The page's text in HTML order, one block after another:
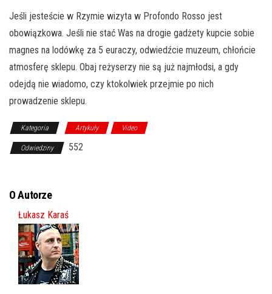
Jeśli jesteście w Rzymie wizyta w Profondo Rosso jest
obowiązkowa. Jeśli nie stać Was na drogie gadżety kupcie sobie
magnes na lodówkę za 5 euraczy, odwiedźcie muzeum, chłońcie
atmosferę sklepu. Obaj reżyserzy nie są już najmłodsi, a gdy
odejdą nie wiadomo, czy ktokolwiek przejmie po nich
prowadzenie sklepu.
Kategoria Artykuły Video
Odwiedziny 552
O Autorze
Łukasz Karaś